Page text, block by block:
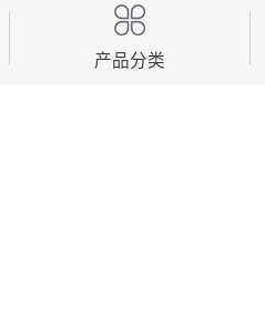
议值得注意。产品分类